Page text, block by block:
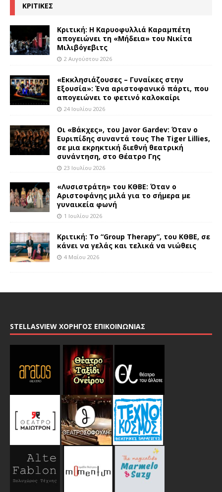
ΚΡΙΤΙΚΕΣ
Κριτική: Η Καρυοφυλλιά Καραμπέτη
απογειώνει τη «Μήδεια» του Νικίτα
Μιλιβόγεβιτς
2 Αυγούστου 2026
«Εκκλησιάζουσες – Γυναίκες στην
Εξουσία»: Ένα αριστοφανικό πάρτι, που
απογειώνει το φετινό καλοκαίρι
24 Ιουλίου 2026
Οι «Βάκχες», του Javor Gardev: Όταν ο
Ευριπίδης συναντά τους The Tiger Lillies,
σε μια εκρηκτική διεθνή θεατρική
συνάντηση, στο Θέατρο Γης
23 Ιουλίου 2026
«Λυσιστράτη» του ΚΘΒΕ: Όταν ο
Αριστοφάνης μιλά για το σήμερα με
γυναικεία φωνή
1 Ιουλίου 2026
Κριτική: Το “Group Therapy”, του ΚΘΒΕ, σε
κάνει να γελάς και τελικά να νιώθεις
4 Μαΐου 2026
STELLASVIEW ΧΟΡΗΓΟΣ ΕΠΙΚΟΙΝΩΝΙΑΣ